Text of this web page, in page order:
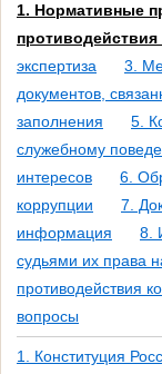
1. Нормативные
экспертиза
3.
документов,
заполнения
5.
служебному
интересов
6.
коррупции
7.
информация
8.
судьями их права
противодействия
вопросы
1. Конституция